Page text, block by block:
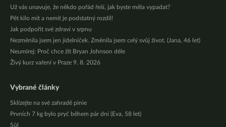
Už vás unavuje, že někdo pořád řeší, jak byste měla vypadat?
Pět kilo mít a nemít je podstatný rozdíl!
Jak podpořit své zdraví v srpnu
Nezměnila jsem jen jídelníček. Změnila jsem celý svůj život. (Jana, 46 let)
Neumírej: Proč chce žít Bryan Johnson déle
Živý kurz vaření v Praze 9. 8. 2026
Vybrané články
Sklízejte na své zahradě pinie
Prvních 7 kg bylo pryč během pár dní (Eva, 58 let)
Sůl